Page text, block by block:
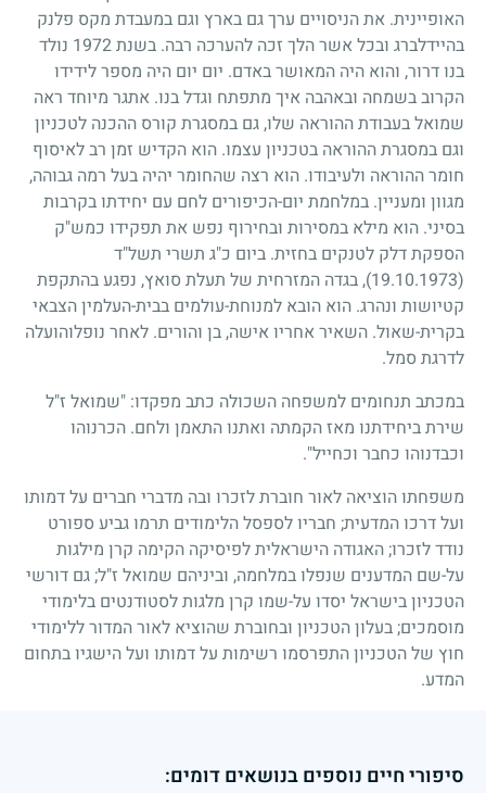
האופיינית. את הניסויים ערך גם בארץ וגם במעבדת מקס פלנק
בהיידלברג ובכל אשר הלך זכה להערכה רבה. בשנת1972 נולד
בנו דרור, והוא היה המאושר באדם. יום יום היה מספר לידידו
הקרוב בשמחה ובאהבה איך מתפתח וגדל בנו. אתגר מיוחד ראה
שמואל בעבודת ההוראה שלו, גם במסגרת קורס ההכנה לטכניון
וגם במסגרת ההוראה בטכניון עצמו. הוא הקדיש זמן רב לאיסוף
חומר ההוראה ולעיבודו. הוא רצה שהחומר יהיה בעל רמה גבוהה,
מגוון ומעניין. במלחמת יום-הכיפורים לחם עם יחידתו בקרבות
בסיני. הוא מילא במסירות ובחירוף נפש את תפקידו כמש"ק
הספקת דלק לטנקים בחזית. ביום כ"ג תשרי תשל"ד
(19.10.1973)
, בגדה המזרחית של תעלת סואץ, נפגע בהתקפת
קטיושות ונהרג. הוא הובא למנוחת-עולמים בבית-העלמין הצבאי
בקרית-שאול. השאיר אחריו אישה, בן והורים. לאחר נופלוהועלה
לדרגת סמל.
במכתב תנחומים למשפחה השכולה כתב מפקדו: "שמואל ז"ל
שירת ביחידתנו מאז הקמתה ואתנו התאמן ולחם. הכרנוהו
וכבדנוהו כחבר וכחייל".
משפחתו הוציאה לאור חוברת לזכרו ובה מדברי חברים על דמותו
ועל דרכו המדעית; חבריו לספסל הלימודים תרמו גביע ספורט
נודד לזכרו;האגודה הישראלית לפיסיקה הקימה קרן מילגות
על-שם המדענים שנפלו במלחמה, וביניהם שמואל ז"ל;גם דורשי
הטכניון בישראל יסדו על-שמו קרן מלגות לסטודנטים בלימודי
מוסמכים;בעלון הטכניון ובחוברת שהוציא לאור המדור ללימודי
חוץ של הטכניון התפרסמו רשימות על דמותו ועל הישגיו בתחום
המדע.
סיפורי חיים נוספים בנושאים דומים: